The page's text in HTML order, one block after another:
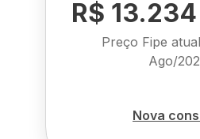
R$ 13.234
Preço Fipe
Ago/
Nova